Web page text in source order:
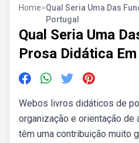
Home>Qual Seria Uma Das
Portugal
Qual Seria Uma
Prosa Didática
Webos livros didáticos de
organização e orientação de
têm uma contribuição muito